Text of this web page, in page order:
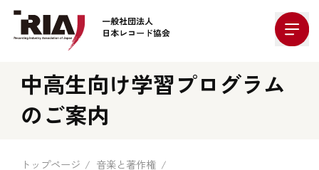
中高生向け学習プログラム
のご案内
トップページ
音楽と著作権